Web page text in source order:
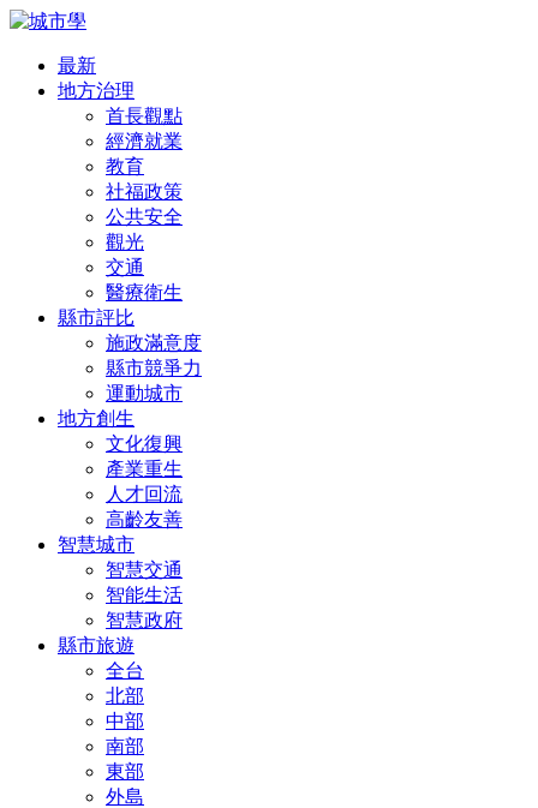
最新
地方治理
首長觀點
經濟就業
教育
社福政策
公共安全
觀光
交通
醫療衛生
縣市評比
施政滿意度
縣市競爭力
運動城市
地方創生
文化復興
產業重生
人才回流
高齡友善
智慧城市
智慧交通
智能生活
智慧政府
縣市旅遊
全台
北部
中部
南部
東部
外島